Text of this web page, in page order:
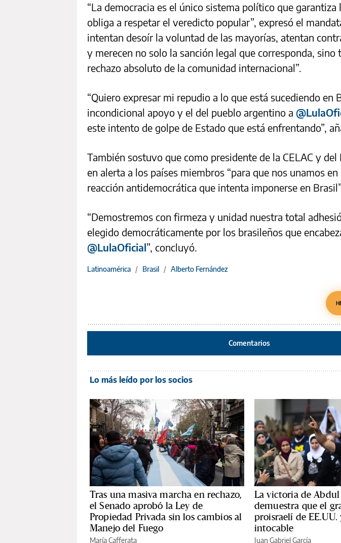
“La democracia es el único sistema político que
obliga a respetar el veredicto popular”, expresó el
intentan desoír la voluntad de las mayorías, atentan
y merecen no solo la sanción legal que corresponda, sino
rechazo absoluto de la comunidad internacional”.
“Quiero expresar mi repudio a lo que está sucediendo en
incondicional apoyo y el del pueblo argentino a
este intento de golpe de Estado que está enfrentando”,
También sostuvo que como presidente de la CELAC y del
en alerta a los países miembros “para que nos unamos
reacción antidemocrática que intenta imponerse en
“Demostremos con firmeza y unidad nuestra total
elegido democráticamente por los brasileños que
@LulaOficial”, concluyó.
Latinoamérica / Brasil / Alberto Fernández
Comentarios
Lo más leído por los socios
Tras una masiva marcha en rechazo,
el Senado aprobó la Ley de
Propiedad Privada sin los cambios al
Manejo del Fuego
María Cafferata
La victoria de Abdul
demuestra que el
proisraelí de EE.UU.
intocable
Juan Gabriel García